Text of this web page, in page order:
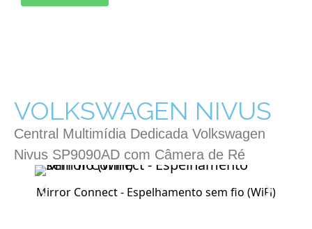
VOLKSWAGEN NIVUS
Central Multimídia Dedicada Volkswagen
Nivus SP9090AD com Câmera de Ré
Mirror Connect - Espelhamento sem fio (WiFi)